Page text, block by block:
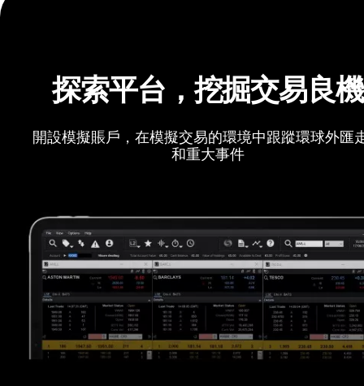
探索平台，挖掘交易良機
開設模擬賬戶，在模擬交易的環境中跟蹤環球外匯
和重大事件